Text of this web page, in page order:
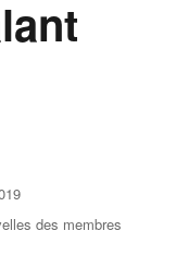
des membres